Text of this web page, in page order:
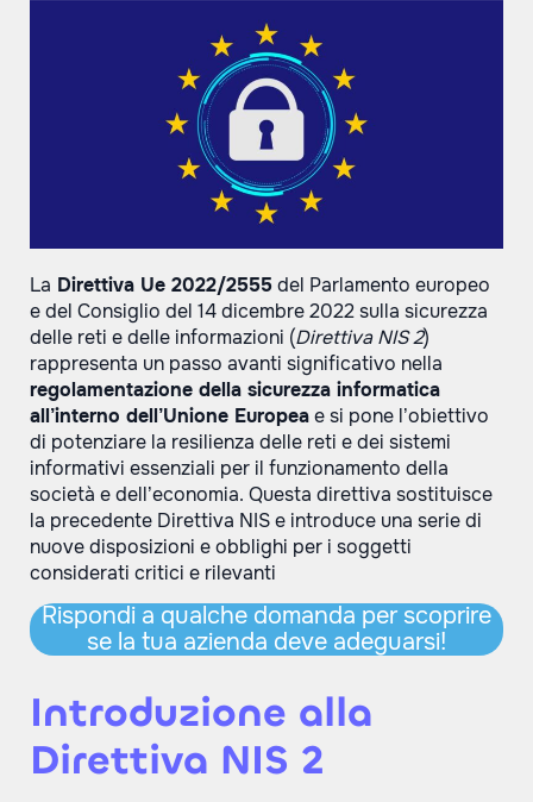
La Direttiva Ue 2022/2555del Parlamento europeo
e del Consiglio del 14 dicembre 2022 sulla sicurezza
delle reti e delle informazioni (Direttiva NIS 2)
rappresenta un passo avanti significativo nella
regolamentazione della sicurezza informatica
all’interno dell’Unione Europeae si pone l’obiettivo
di potenziare la resilienza delle reti e dei sistemi
informativi essenziali per il funzionamento della
società e dell’economia. Questa direttiva sostituisce
la precedente Direttiva NIS e introduce una serie di
nuove disposizioni e obblighi per i soggetti
considerati critici e rilevanti
Rispondi a qualche domanda per scoprire
se la tua azienda deve adeguarsi!
Introduzione alla
Direttiva NIS 2